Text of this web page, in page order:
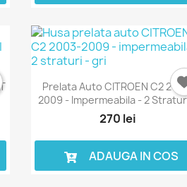
Prelata Auto CITROEN C2
2009 - Impermeabila - 2
270 lei
ADAUGA IN COS